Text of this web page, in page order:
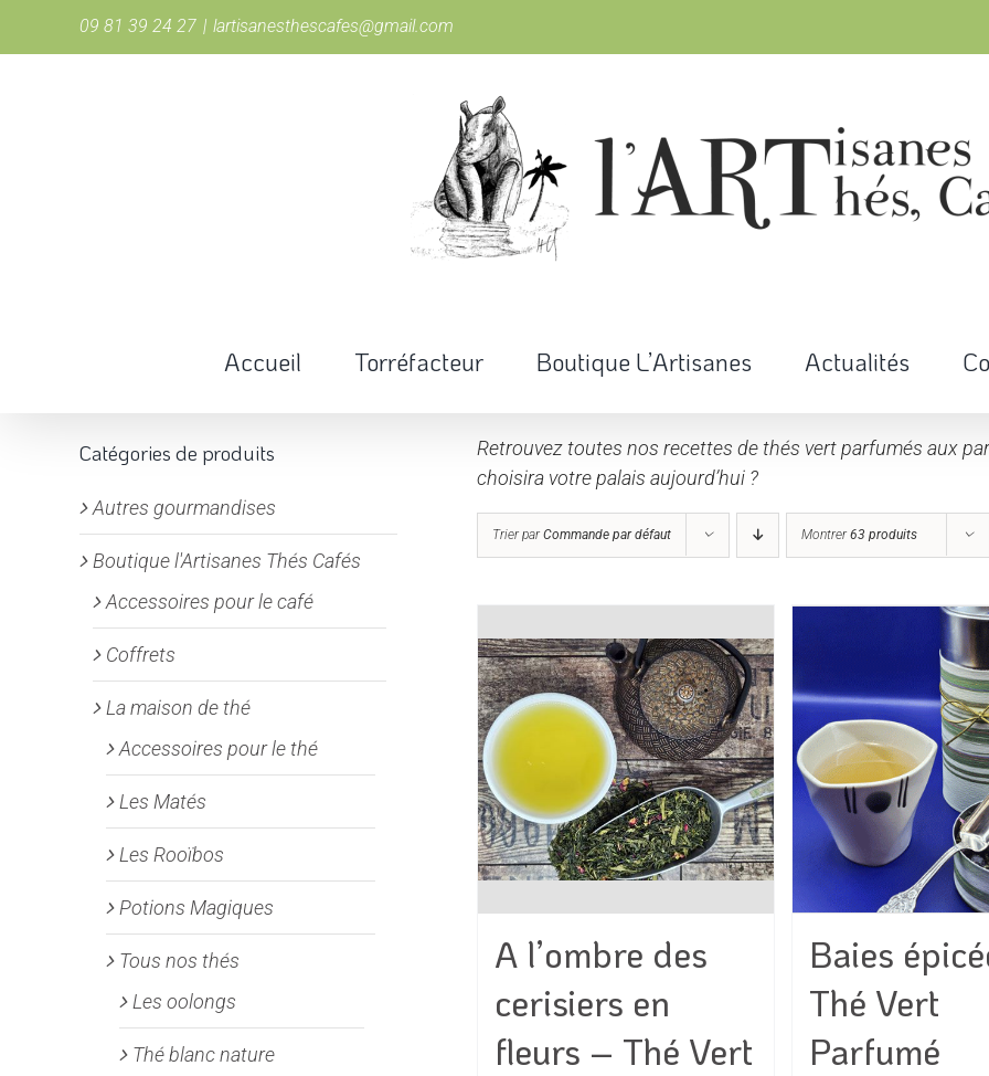
09 81 39 24 27 | lartisanesthescafes@gmail.com
Accueil Torréfacteur Boutique L’Artisanes Actualités
Retrouvez toutes nos recettes de thés vert parfumés aux
choisira votre palais aujourd’hui ?
Trier parCommande par défaut Montrer63 produits
A l’ombre des
cerisiers en
fleurs – Thé Vert
Baies
Thé Vert
Parfumé
Catégories de produits
Autres gourmandises
Boutique l'Artisanes Thés Cafés
Accessoires pour le café
Coffrets
La maison de thé
Accessoires pour le thé
Les Matés
Les Rooïbos
Potions Magiques
Tous nos thés
Les oolongs
Thé blanc nature